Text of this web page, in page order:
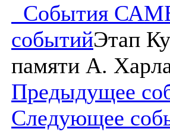
События
событийЭтап
памяти А.
Предыдущее
Следующее